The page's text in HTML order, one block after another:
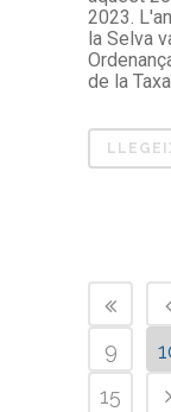
2023.
la Selva
de la
9
15